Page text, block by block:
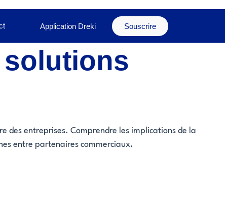
Application Dreki Souscrire
solutions
des entreprises. Comprendre les implications de la
entre partenaires commerciaux.